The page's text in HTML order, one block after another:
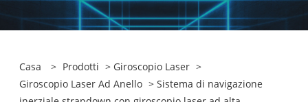
Casa > Prodotti > Giroscopio Laser >
Giroscopio Laser Ad Anello > Sistema di navigazione